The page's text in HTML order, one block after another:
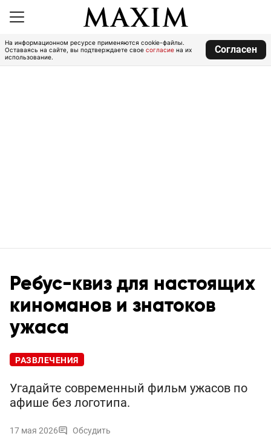
На информационном ресурсе применяются cookie-файлы.
Оставаясь на сайте, вы подтверждаете свое согласие на их
использование.
Согласен
Ребус-квиз для настоящих
киноманов и знатоков
ужаса
РАЗВЛЕЧЕНИЯ
Угадайте современный фильм ужасов по
афише без логотипа.
17 мая 2026 Обсудить